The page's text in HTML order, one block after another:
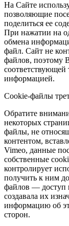
На Сайте
позволяющие
поделиться ее
При нажатии на
обмена
файл. Сайт не
файлов, поэтому
соответствующей
информацией.
Cookie-файлы
Обратите
некоторых
файлы, не
контентом,
Vimeo, данные
собственные
контролирует
получить к ним
файлов — доступ
создавала их
информацию об
сторон.